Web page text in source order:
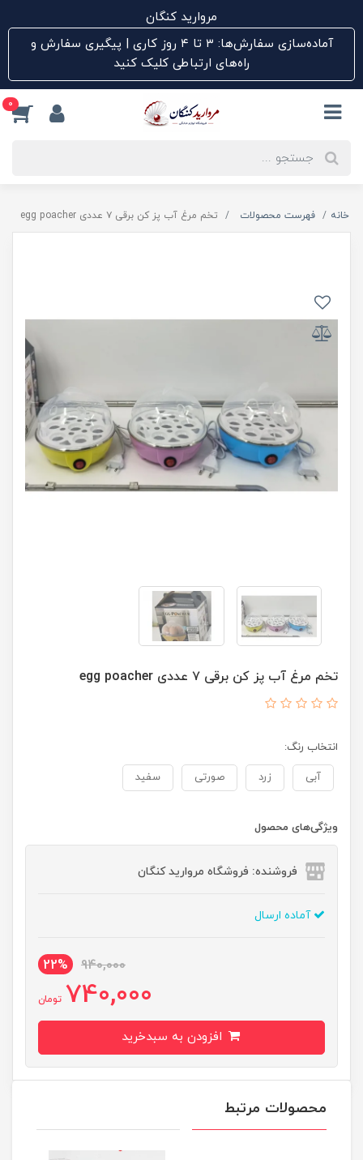
مروارید کنگان
آماده‌سازی سفارش‌ها: ۳ تا ۴ روز کاری | پیگیری سفارش و
راه‌های ارتباطی کلیک کنید
0
خانه فهرست محصولات تخم مرغ آب پز کن برقی ۷ عددی egg poacher
تخم مرغ آب پز کن برقی ۷ عددی egg poacher
انتخاب رنگ:
آبی زرد صورتی سفید
ویژگی‌های محصول
فروشنده: فروشگاه مروارید کنگان
آماده ارسال
940,000
22%
740,000 تومان
محصولات مرتبط